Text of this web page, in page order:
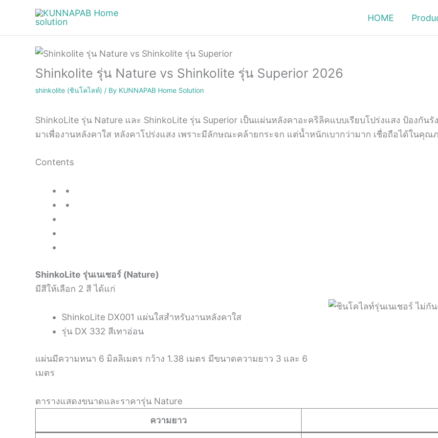
content
HOME
Shinkolite รุ่น Nature vs Shinkolite รุ่น Superior 2026
shinkolite (ชินโคไลท์) / By KUNNAPAB Home Solution
ShinkoLite รุ่น Nature และ ShinkoLite รุ่น Superior เป็นแผ่นหลังคาอะคริลิคแบบเรียบโปร่งแสง ป้องกัน
มาเพื่องานหลังคาใส หลังคาโปร่งแสง เพราะมีลักษณะคล้ายกระจก แต่น้ำหนักเบากว่ามาก เชื่อถือได้ในคุณ
Contents
ShinkoLite รุ่นเนเชอร์ (Nature)
มีสีให้เลือก 2 สี ได้แก่
ShinkoLite DX001 แผ่นใสสำหรับงานหลังคาใส
รุ่น DX 332 สีเทาอ่อน
แผ่นมีความหนา 6 มิลลิเมตร กว้าง 1.38 เมตร มีขนาดความยาว 3 และ 6
เมตร
ตารางแสดงขนาดและราคารุ่น Nature
ความยาว